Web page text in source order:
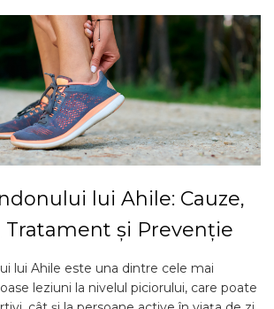
lui Ahile: Cauze,
și Prevenție
lui Ahile este una dintre cele mai
leziuni la nivelul piciorului, care poate